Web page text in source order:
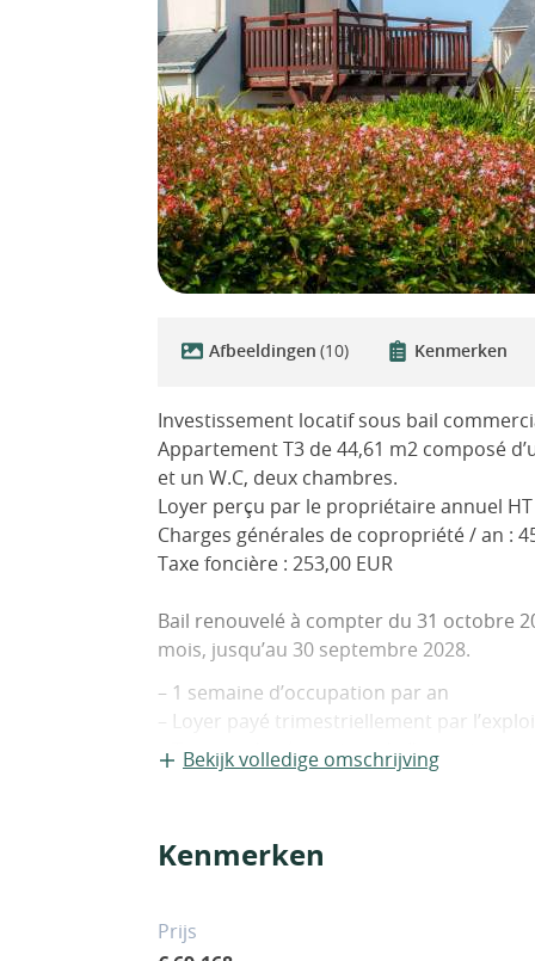
Afbeeldingen (10) Kenmerken
Investissement locatif sous bail
Appartement T3 de 44,61 m2 composé
et un W.C, deux chambres.
Loyer perçu par le propriétaire annuel HT
Charges générales de copropriété / an :
Taxe foncière : 253,00 EUR
Bail renouvelé à compter du 31 octobre
mois, jusqu’au 30 septembre 2028.
– 1 semaine d’occupation par an
– Loyer payé trimestriellement par
– Travaux de rénovation de
duplex en 7 hameaux, au coeur d’un parc
Pour plus d’informations contactez Patrim
Bekijk volledige omschrijving
Kenmerken
Prijs